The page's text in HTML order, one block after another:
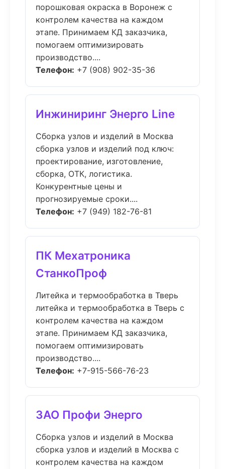
порошковая окраска в Воронеж с
контролем качества на каждом
этапе. Принимаем КД заказчика,
помогаем оптимизировать
производство....
Телефон: +7 (908) 902-35-36
Инжиниринг Энерго Line
Сборка узлов и изделий в Москва
сборка узлов и изделий под ключ:
проектирование, изготовление,
сборка, ОТК, логистика.
Конкурентные цены и
прогнозируемые сроки....
Телефон: +7 (949) 182-76-81
ПК Мехатроника
СтанкоПроф
Литейка и термообработка в Тверь
литейка и термообработка в Тверь с
контролем качества на каждом
этапе. Принимаем КД заказчика,
помогаем оптимизировать
производство....
Телефон: +7-915-566-76-23
ЗАО Профи Энерго
Сборка узлов и изделий в Москва
сборка узлов и изделий в Москва с
контролем качества на каждом